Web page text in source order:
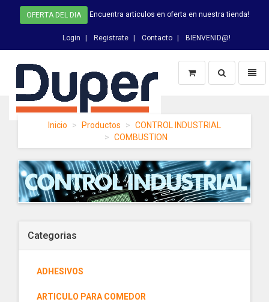
OFERTA DEL DIA Encuentra articulos en oferta en nuestra tienda!
Login Registrate Contacto BIENVENID@!
homepage
Switch
Busqueda
Inicio Productos
CONTROL INDUSTRIAL
COMBUSTION
Categorias
ADHESIVOS
ARTICULO PARA COMEDOR